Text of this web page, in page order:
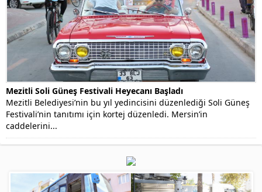
Mezitli Soli Güneş Festivali Heyecanı Başladı
Mezitli Belediyesi’nin bu yıl yedincisini düzenlediği Soli Güneş
Festivali’nin tanıtımı için kortej düzenledi. Mersin’in
caddelerini...